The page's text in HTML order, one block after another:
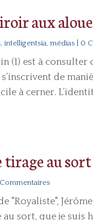
aux
intelligentsia, médias | 0
(1) est à
de
à cerner.
tirage au sort
Commentaires
"Royaliste",
sort, que je suis